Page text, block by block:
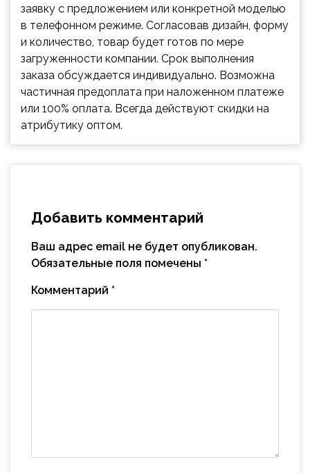
заявку с предложением или конкретной моделью
в телефонном режиме. Согласовав дизайн, форму
и количество, товар будет готов по мере
загруженности компании. Срок выполнения
заказа обсуждается индивидуально. Возможна
частичная предоплата при наложенном платеже
или 100% оплата. Всегда действуют скидки на
атрибутику оптом.
Добавить комментарий
Ваш адрес email не будет опубликован.
Обязательные поля помечены *
Комментарий *